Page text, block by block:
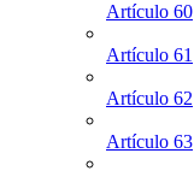
Artículo 60
Artículo 61
Artículo 62
Artículo 63